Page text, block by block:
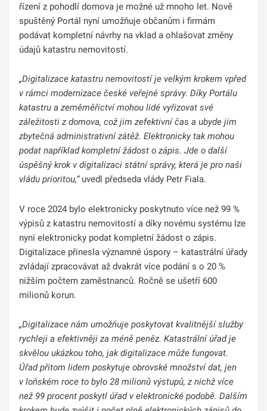
řízení z pohodlí domova je možné už mnoho let. Nově
spuštěný Portál nyní umožňuje občanům i firmám
podávat kompletní návrhy na vklad a ohlašovat změny
údajů katastru nemovitostí.
„Digitalizace katastru nemovitostí je velkým krokem vpřed
v rámci modernizace české veřejné správy. Díky Portálu
katastru a zeměměřictví mohou lidé vyřizovat své
záležitosti z domova, což jim zefektivní čas a ubyde jim
zbytečná administrativní zátěž. Elektronicky tak mohou
podat například kompletní žádost o zápis. Jde o další
úspěšný krok v digitalizaci státní správy, která je pro naši
vládu prioritou,“ uvedl předseda vlády Petr Fiala.
V roce 2024 bylo elektronicky poskytnuto více než 99 %
výpisů z katastru nemovitostí a díky novému systému lze
nyní elektronicky podat kompletní žádost o zápis.
Digitalizace přinesla významné úspory – katastrální úřady
zvládají zpracovávat až dvakrát více podání s o 20 %
nižším počtem zaměstnanců. Ročně se ušetří 600
milionů korun.
„Digitalizace nám umožňuje poskytovat kvalitnější služby
rychleji a efektivněji za méně peněz. Katastrální úřad je
skvělou ukázkou toho, jak digitalizace může fungovat.
Úřad přitom lidem poskytuje obrovské množství dat, jen
v loňském roce to bylo 28 milionů výstupů, z nichž více
než 99 procent poskytl úřad v elektronické podobě. Dalším